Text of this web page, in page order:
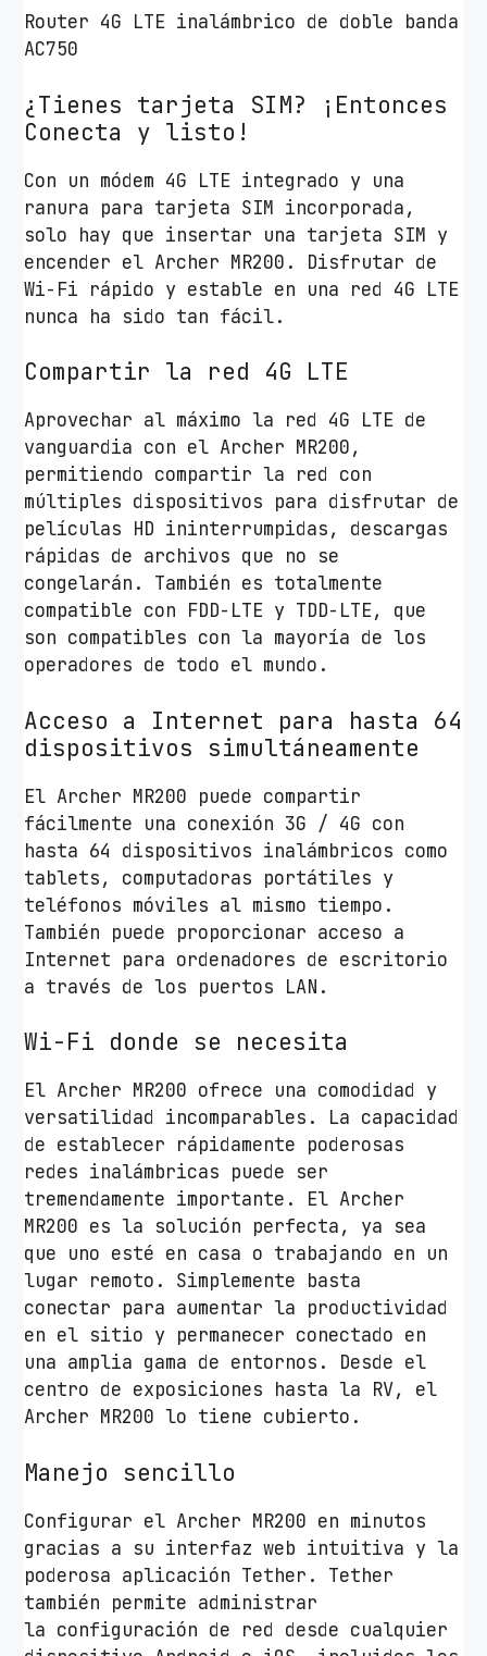
M
R
0
0
2
7
5
0
M
b
s
/
4
H
/
2
A
n
t
e
n
a
s
/
W
F
8
0
2
.
1
1
a
c
/
n
/
a
-
/
/
n
c
a
n
Router 4G LTE inalámbrico de doble banda
AC750
¿Tienes tarjeta SIM? ¡Entonces
Conecta y listo!
Con un módem 4G LTE integrado y una
ranura para tarjeta SIM incorporada,
solo hay que insertar una tarjeta SIM y
encender el Archer MR200. Disfrutar de
Wi-Fi rápido y estable en una red 4G LTE
nunca ha sido tan fácil.
Compartir la red 4G LTE
Aprovechar al máximo la red 4G LTE de
vanguardia con el Archer MR200,
permitiendo compartir la red con
múltiples dispositivos para disfrutar de
películas HD ininterrumpidas, descargas
rápidas de archivos que no se
congelarán. También es totalmente
compatible con FDD-LTE y TDD-LTE, que
son compatibles con la mayoría de los
operadores de todo el mundo.
Acceso a Internet para hasta 64
dispositivos simultáneamente
El Archer MR200 puede compartir
fácilmente una conexión 3G / 4G con
hasta 64 dispositivos inalámbricos como
tablets, computadoras portátiles y
teléfonos móviles al mismo tiempo.
También puede proporcionar acceso a
Internet para ordenadores de escritorio
a través de los puertos LAN.
Wi-Fi donde se necesita
El Archer MR200 ofrece una comodidad y
versatilidad incomparables. La capacidad
de establecer rápidamente poderosas
redes inalámbricas puede ser
tremendamente importante. El Archer
MR200 es la solución perfecta, ya sea
que uno esté en casa o trabajando en un
lugar remoto. Simplemente basta
conectar para aumentar la productividad
en el sitio y permanecer conectado en
una amplia gama de entornos. Desde el
centro de exposiciones hasta la RV, el
Archer MR200 lo tiene cubierto.
Manejo sencillo
Configurar el Archer MR200 en minutos
gracias a su interfaz web intuitiva y la
poderosa aplicación Tether. Tether
también permite administrar
la configuración de red desde cualquier